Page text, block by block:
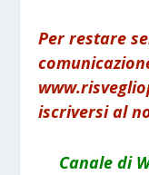
Per restare
iscriversi al
Canale di